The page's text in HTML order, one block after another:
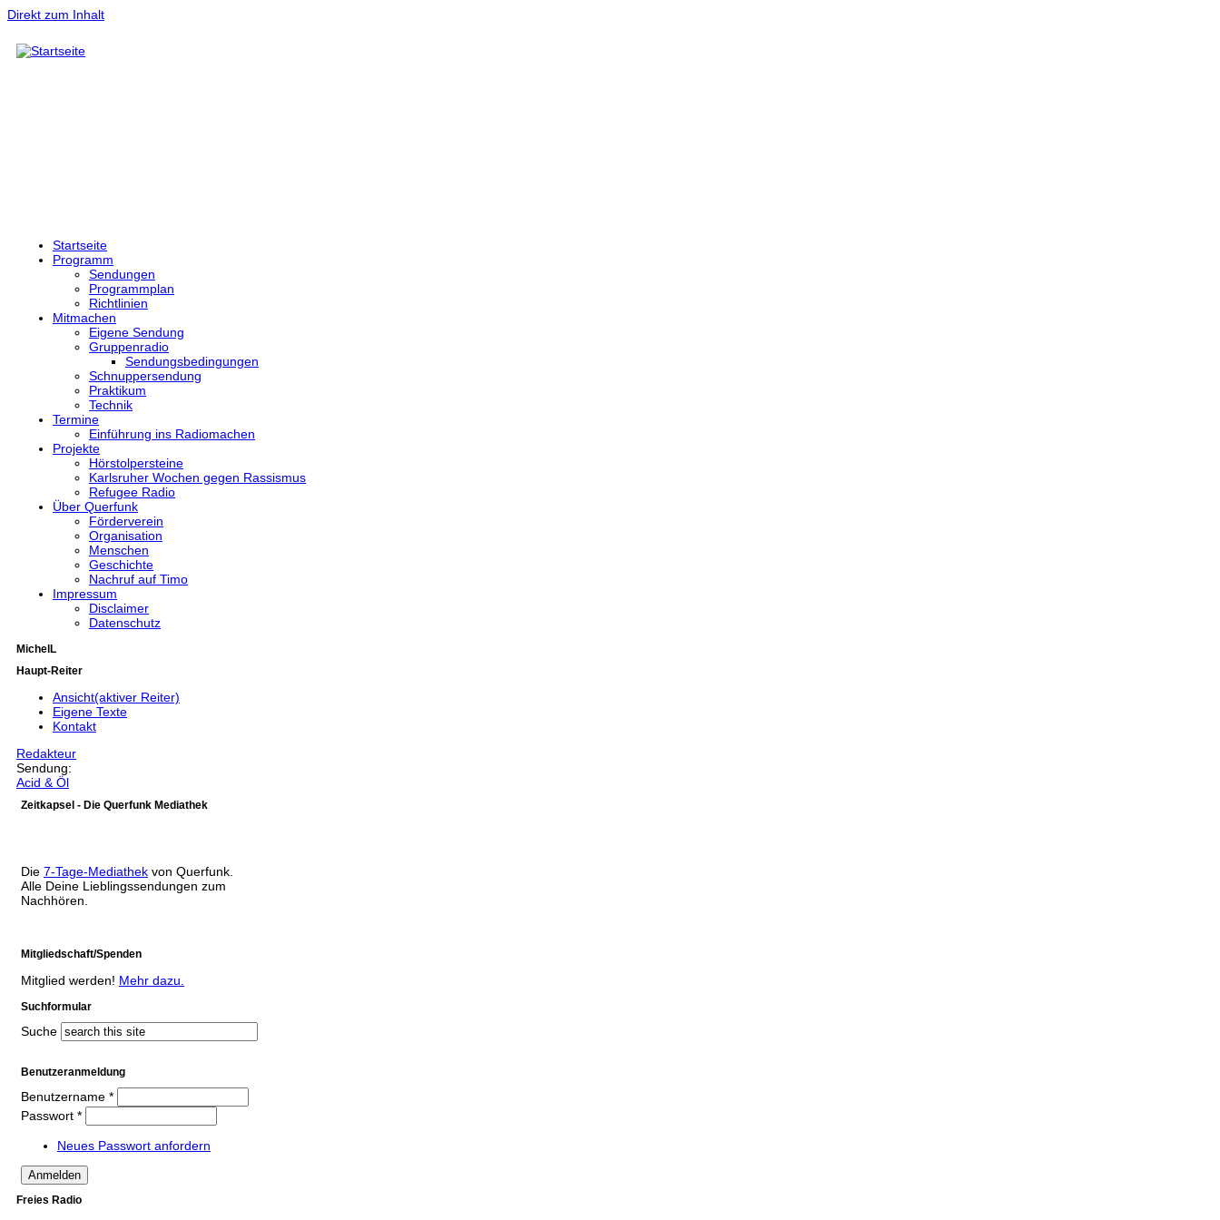
Direkt zum Inhalt
Startseite
Programm
Sendungen
Programmplan
Richtlinien
Mitmachen
Eigene Sendung
Gruppenradio
Sendungsbedingungen
Schnuppersendung
Praktikum
Technik
Termine
Einführung ins Radiomachen
Projekte
Hörstolpersteine
Karlsruher Wochen gegen Rassismus
Refugee Radio
Über Querfunk
Förderverein
Organisation
Menschen
Geschichte
Nachruf auf Timo
Impressum
Disclaimer
Datenschutz
MichelL
Haupt-Reiter
Ansicht(aktiver Reiter)
Eigene Texte
Kontakt
Redakteur
Sendung:
Acid & Öl
Zeitkapsel - Die Querfunk Mediathek
Die 7-Tage-Mediathek von Querfunk.
Alle Deine Lieblingssendungen zum
Nachhören.
Mitgliedschaft/Spenden
Mitglied werden! Mehr dazu.
Suchformular
Suche
Benutzeranmeldung
Benutzername *
Passwort *
Neues Passwort anfordern
Freies Radio